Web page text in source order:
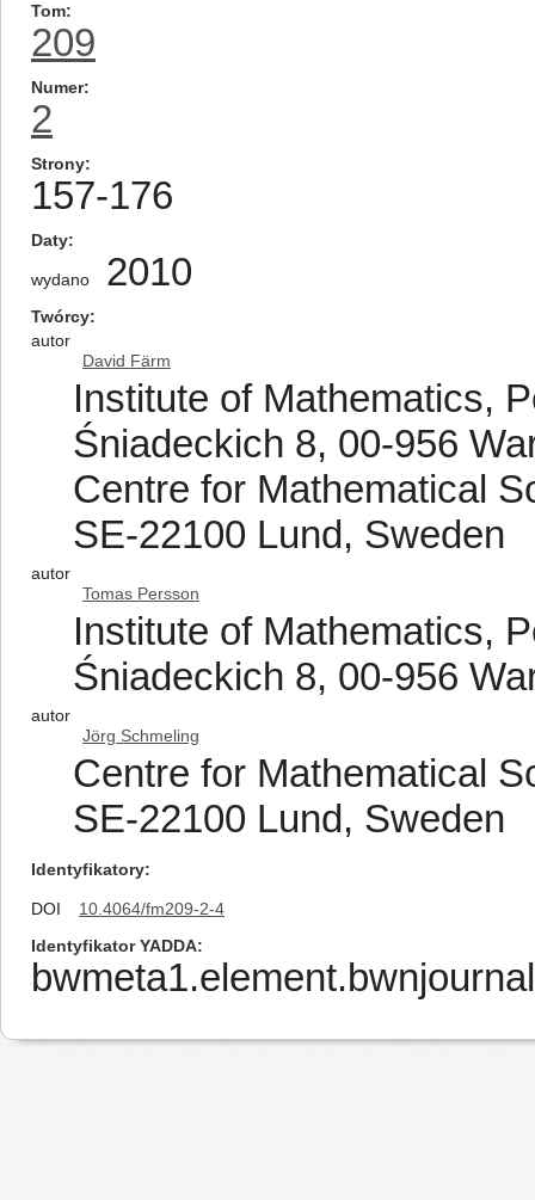
Tom
209
Numer
2
Strony
157-176
Daty
wydano 2010
Twórcy
autor
David Färm
Institute of Mathematics,
Śniadeckich 8, 00-956
Centre for Mathematical
SE-22100 Lund, Sweden
autor
Tomas Persson
Institute of Mathematics,
Śniadeckich 8, 00-956
autor
Jörg Schmeling
Centre for Mathematical
SE-22100 Lund, Sweden
Identyfikatory
DOI
10.4064/fm209-2-4
Identyfikator YADDA